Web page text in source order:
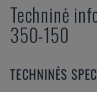
Techninė
350-150
TECHNINĖS